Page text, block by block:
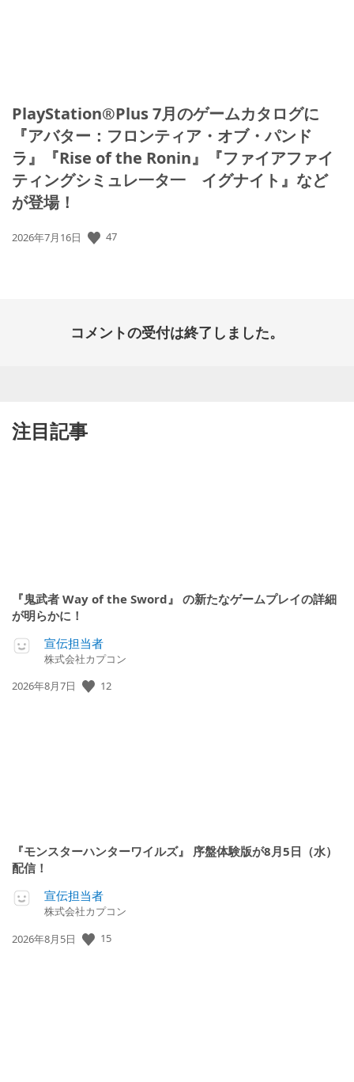
PlayStation®Plus 7月のゲームカタログに
『アバター：フロンティア・オブ・パンド
ラ』『Rise of the Ronin』『ファイアファイ
ティングシミュレ一タ一 イグナイト』など
が登場！
公
2026年7月16日 47
コメントの受付は終了しました。
注目記事
『鬼武者 Way of the Sword』 の新たなゲームプレイの詳細
が明らかに！
宣伝担当者
株式会社カプコン
公
2026年8月7日 12
『モンスターハンターワイルズ』 序盤体験版が8月5日（水）
配信！
宣伝担当者
株式会社カプコン
公
2026年8月5日 15